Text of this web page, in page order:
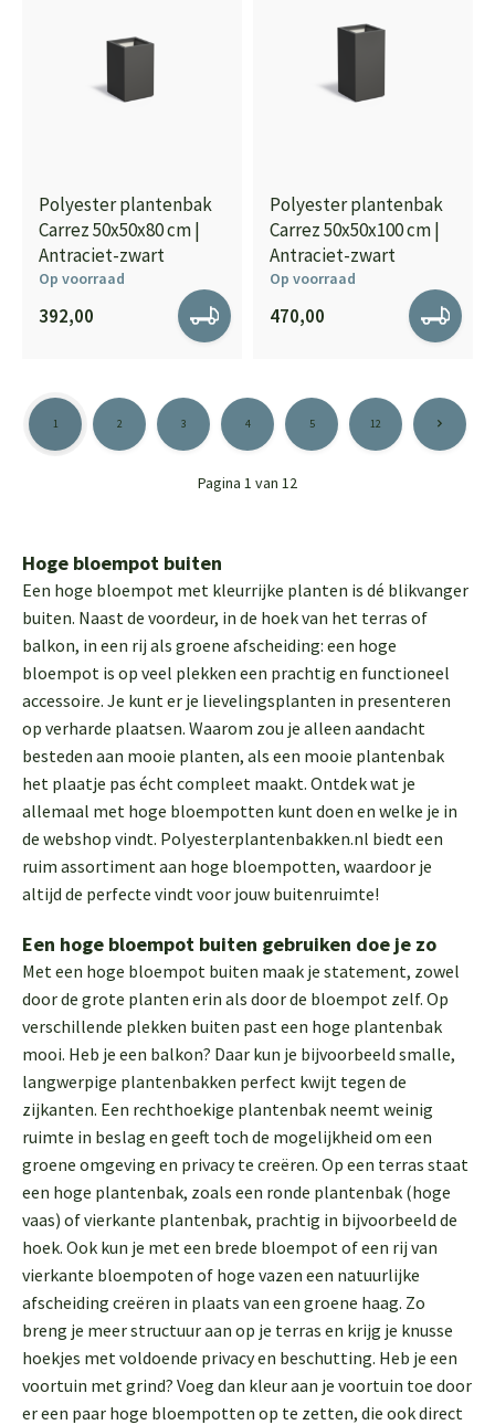
Polyester plantenbak
Carrez 50x50x80 cm |
Antraciet-zwart
Op voorraad
392,00
Polyester plantenbak
Carrez 50x50x100 cm |
Antraciet-zwart
Op voorraad
470,00
Pagina 1 van 12
1 2 3 4 5 12
Hoge bloempot buiten
Een hoge bloempot met kleurrijke planten is dé blikvanger
buiten. Naast de voordeur, in de hoek van het terras of
balkon, in een rij als groene afscheiding: een hoge
bloempot is op veel plekken een prachtig en functioneel
accessoire. Je kunt er je lievelingsplanten in presenteren
op verharde plaatsen. Waarom zou je alleen aandacht
besteden aan mooie planten, als een mooie plantenbak
het plaatje pas écht compleet maakt. Ontdek wat je
allemaal met hoge bloempotten kunt doen en welke je in
de webshop vindt. Polyesterplantenbakken.nl biedt een
ruim assortiment aan hoge bloempotten, waardoor je
altijd de perfecte vindt voor jouw buitenruimte!
Een hoge bloempot buiten gebruiken doe je zo
Met een hoge bloempot buiten maak je statement, zowel
door de grote planten erin als door de bloempot zelf. Op
verschillende plekken buiten past een hoge plantenbak
mooi. Heb je een balkon? Daar kun je bijvoorbeeld smalle,
langwerpige plantenbakken perfect kwijt tegen de
zijkanten. Een rechthoekige plantenbak neemt weinig
ruimte in beslag en geeft toch de mogelijkheid om een
groene omgeving en privacy te creëren. Op een terras staat
een hoge plantenbak, zoals een ronde plantenbak (hoge
vaas) of vierkante plantenbak, prachtig in bijvoorbeeld de
hoek. Ook kun je met een brede bloempot of een rij van
vierkante bloempoten of hoge vazen een natuurlijke
afscheiding creëren in plaats van een groene haag. Zo
breng je meer structuur aan op je terras en krijg je knusse
hoekjes met voldoende privacy en beschutting. Heb je een
voortuin met grind? Voeg dan kleur aan je voortuin toe door
er een paar hoge bloempotten op te zetten, die ook direct